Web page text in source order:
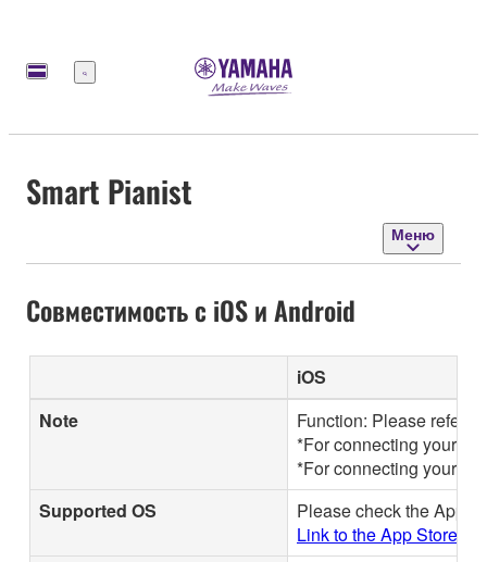
Меню
Smart Pianist
Меню
Совместимость с iOS и Android
iOS
Note
Function: Please refer to
*For connecting your
*For connecting your
Supported OS
Please check the App
Link to the App Store